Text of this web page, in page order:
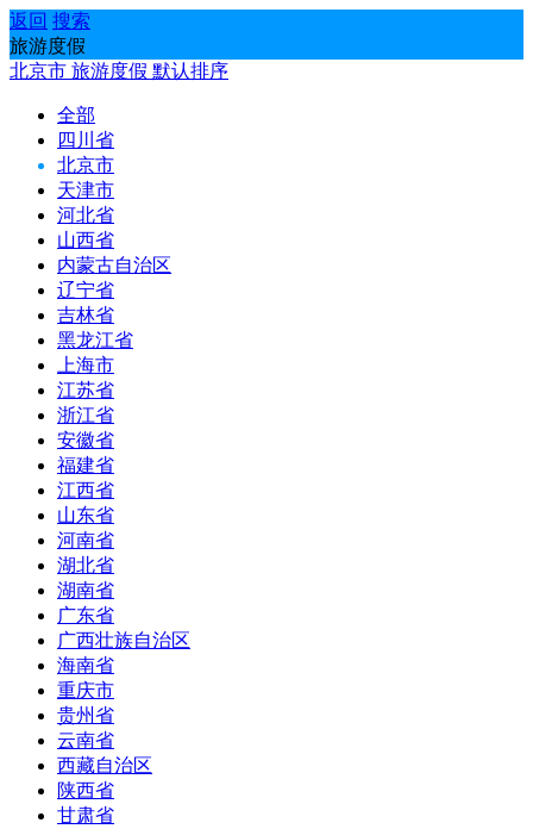
返回 搜索
旅游度假
北京市 旅游度假 默认排序
全部
四川省
北京市
天津市
河北省
山西省
内蒙古自治区
辽宁省
吉林省
黑龙江省
上海市
江苏省
浙江省
安徽省
福建省
江西省
山东省
河南省
湖北省
湖南省
广东省
广西壮族自治区
海南省
重庆市
贵州省
云南省
西藏自治区
陕西省
甘肃省